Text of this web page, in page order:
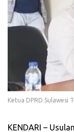
Ketua DPRD Sulawesi
KENDARI –